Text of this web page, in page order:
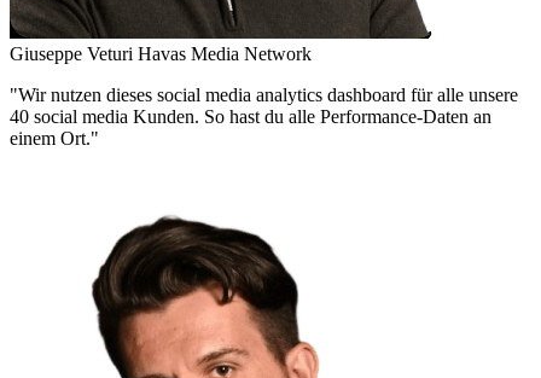
Giuseppe Veturi Havas Media Network
"Wir nutzen dieses social media analytics dashboard für alle unsere
40 social media Kunden. So hast du alle Performance-Daten an
einem Ort."